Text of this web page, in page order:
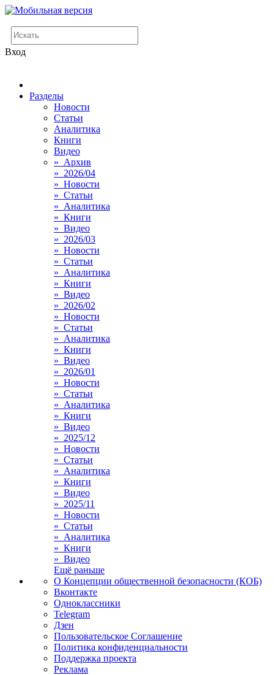
Вход
Разделы
Новости
Статьи
Аналитика
Книги
Видео
» Архив
» 2026/04
» Новости
» Статьи
» Аналитика
» Книги
» Видео
» 2026/03
» Новости
» Статьи
» Аналитика
» Книги
» Видео
» 2026/02
» Новости
» Статьи
» Аналитика
» Книги
» Видео
» 2026/01
» Новости
» Статьи
» Аналитика
» Книги
» Видео
» 2025/12
» Новости
» Статьи
» Аналитика
» Книги
» Видео
» 2025/11
» Новости
» Статьи
» Аналитика
» Книги
» Видео
Ещё раньше
О Концепции общественной безопасности (КОБ)
Вконтакте
Одноклассники
Telegram
Дзен
Пользовательское Соглашение
Политика конфиденциальности
Поддержка проекта
Реклама